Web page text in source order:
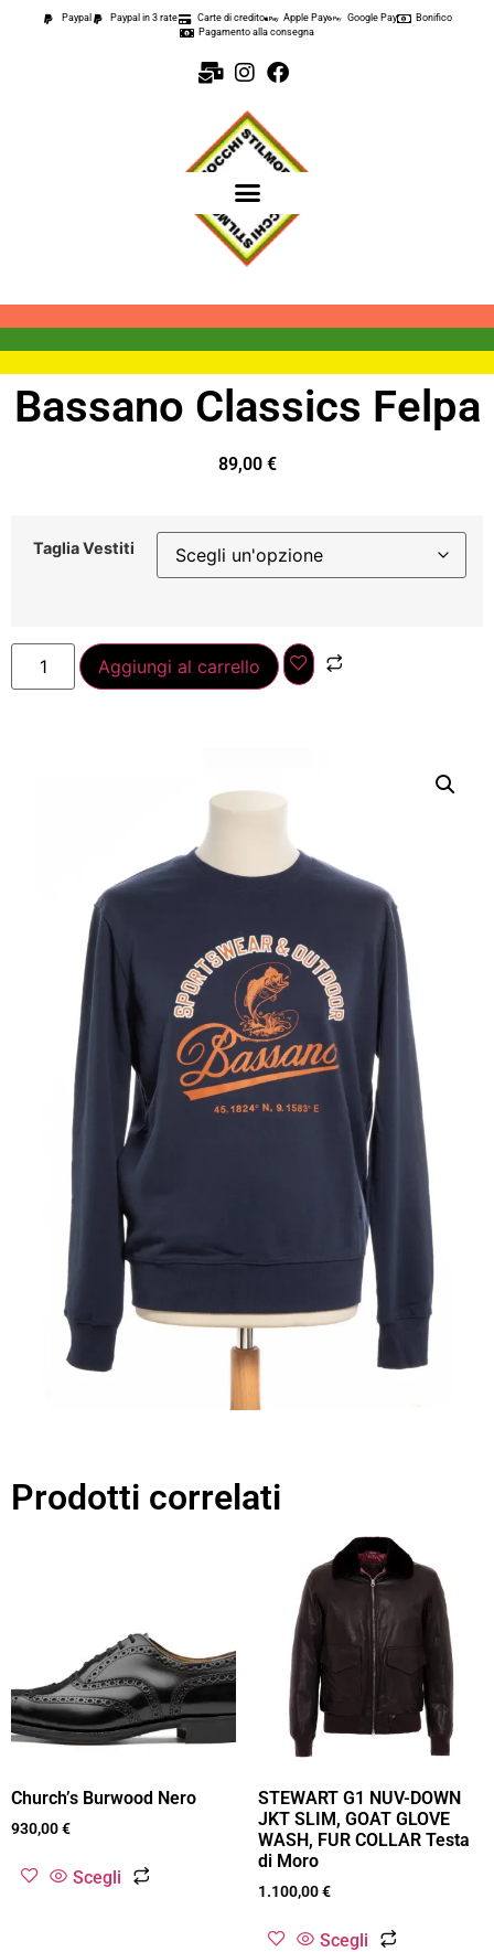
Paypal Paypal in 3 rate Carte di credito Apple Pay Google Pay
Bonifico
Pagamento alla consegna
Bassano Classics Felpa
89,00 €
Taglia Vestiti
Aggiungi al carrello
Prodotti correlati
Church’s Burwood Nero
930,00€
Scegli
STEWART G1 NUV-DOWN
JKT SLIM, GOAT GLOVE
WASH, FUR COLLAR Testa
di Moro
1.100,00€
Scegli